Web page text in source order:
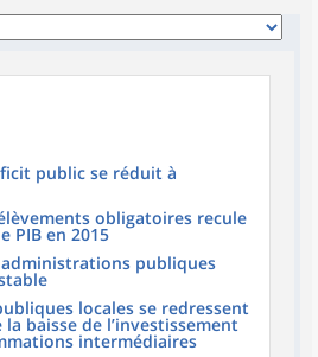
public se réduit à
obligatoires recule
PIB en 2015
publiques
locales se redressent
la baisse de l’investissement
intermédiaires